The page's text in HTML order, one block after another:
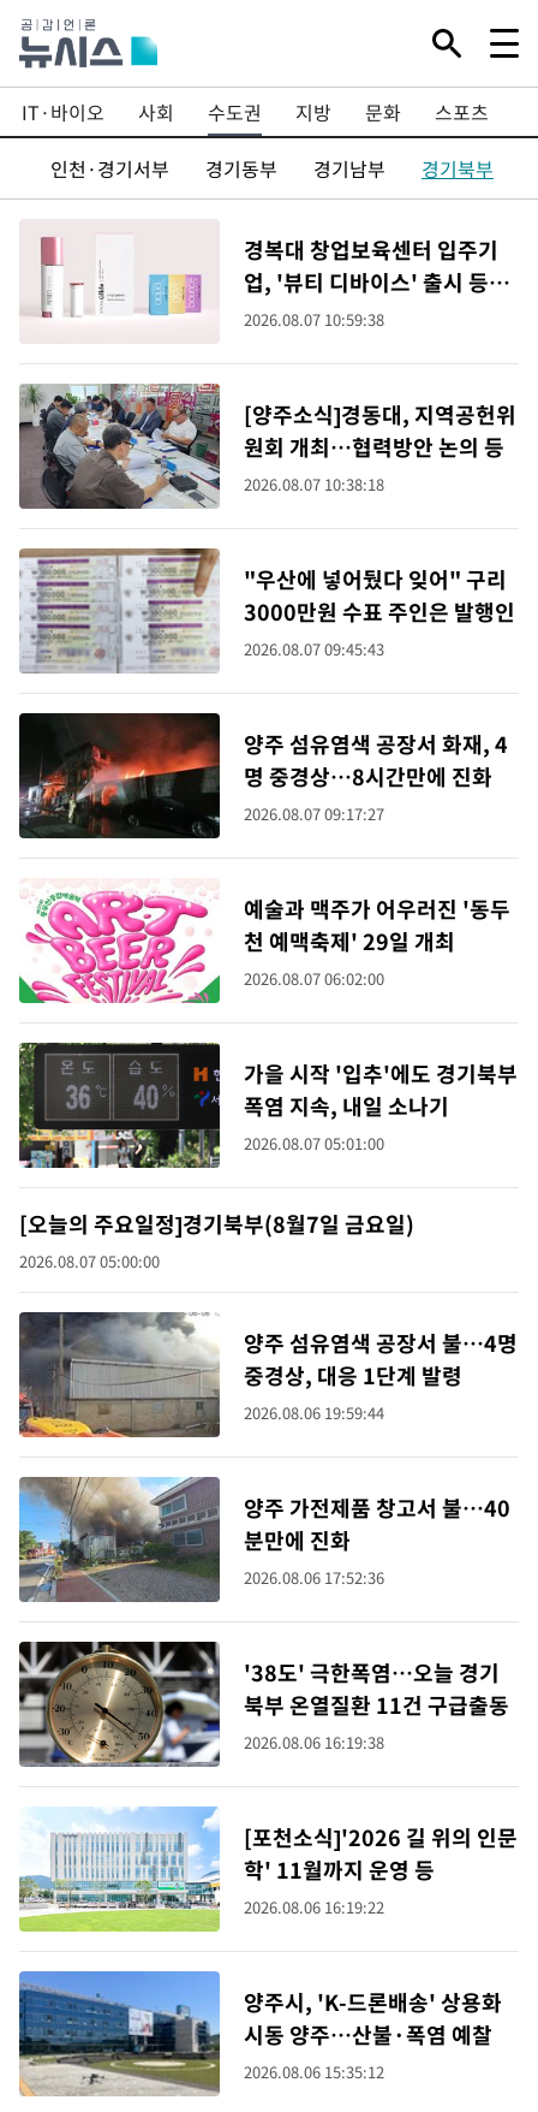
IT·바이오 사회 수도권 지방 문화 스포츠
인천·경기서부 경기동부 경기남부 경기북부
경복대 창업보육센터 입주기
업, '뷰티 디바이스' 출시 등[포
천소식]
2026.08.07 10:59:38
[양주소식]경동대, 지역공헌위
원회 개최…협력방안 논의 등
2026.08.07 10:38:18
"우산에 넣어뒀다 잊어" 구리
3000만원 수표 주인은 발행인
2026.08.07 09:45:43
양주 섬유염색 공장서 화재, 4
명 중경상…8시간만에 진화
2026.08.07 09:17:27
예술과 맥주가 어우러진 '동두
천 예맥축제' 29일 개최
2026.08.07 06:02:00
가을 시작 '입추'에도 경기북부
폭염 지속, 내일 소나기
2026.08.07 05:01:00
[오늘의 주요일정]경기북부(8월7일 금요일)
2026.08.07 05:00:00
양주 섬유염색 공장서 불…4명
중경상, 대응 1단계 발령
2026.08.06 19:59:44
양주 가전제품 창고서 불…40
분만에 진화
2026.08.06 17:52:36
'38도' 극한폭염…오늘 경기
북부 온열질환 11건 구급출동
2026.08.06 16:19:38
[포천소식]'2026 길 위의 인문
학' 11월까지 운영 등
2026.08.06 16:19:22
양주시, 'K-드론배송' 상용화
시동 양주…산불·폭염 예찰
2026.08.06 15:35:12